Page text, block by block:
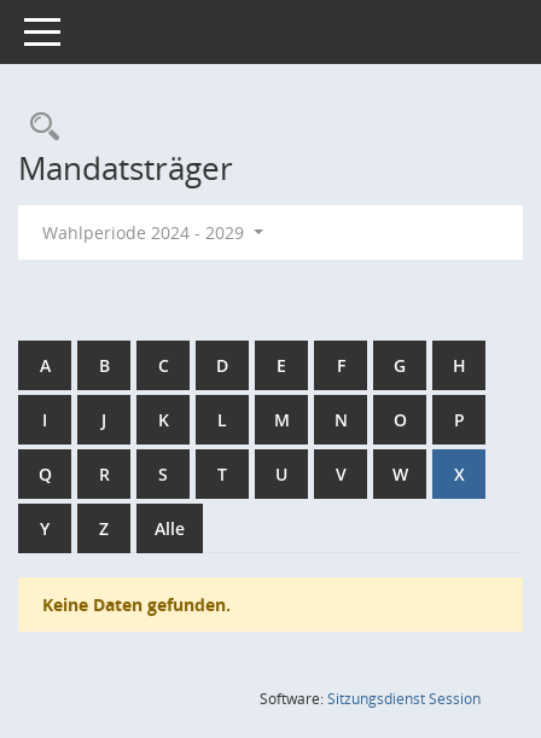
Toggle navigation
Rechercheauswahl
Mandatsträger
Wahlperiode 2024 - 2029
A B C D E F G H
I J K L M N O P
Q R S T U V W X
Y Z Alle
Keine Daten gefunden.
Software:SitzungsdienstSession(Wird in